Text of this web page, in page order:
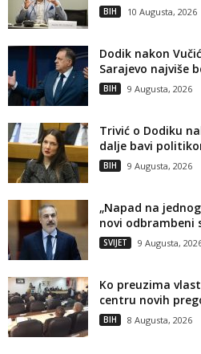
BIH 10 Augusta, 2026
Dodik nakon
Sarajevo najviše
BIH 9 Augusta, 2026
Trivić o Dodiku
dalje bavi
BIH 9 Augusta, 2026
„Napad na
novi odbrambeni
SVIJET 9 Augusta,
Ko preuzima
centru novih
BIH 8 Augusta, 2026